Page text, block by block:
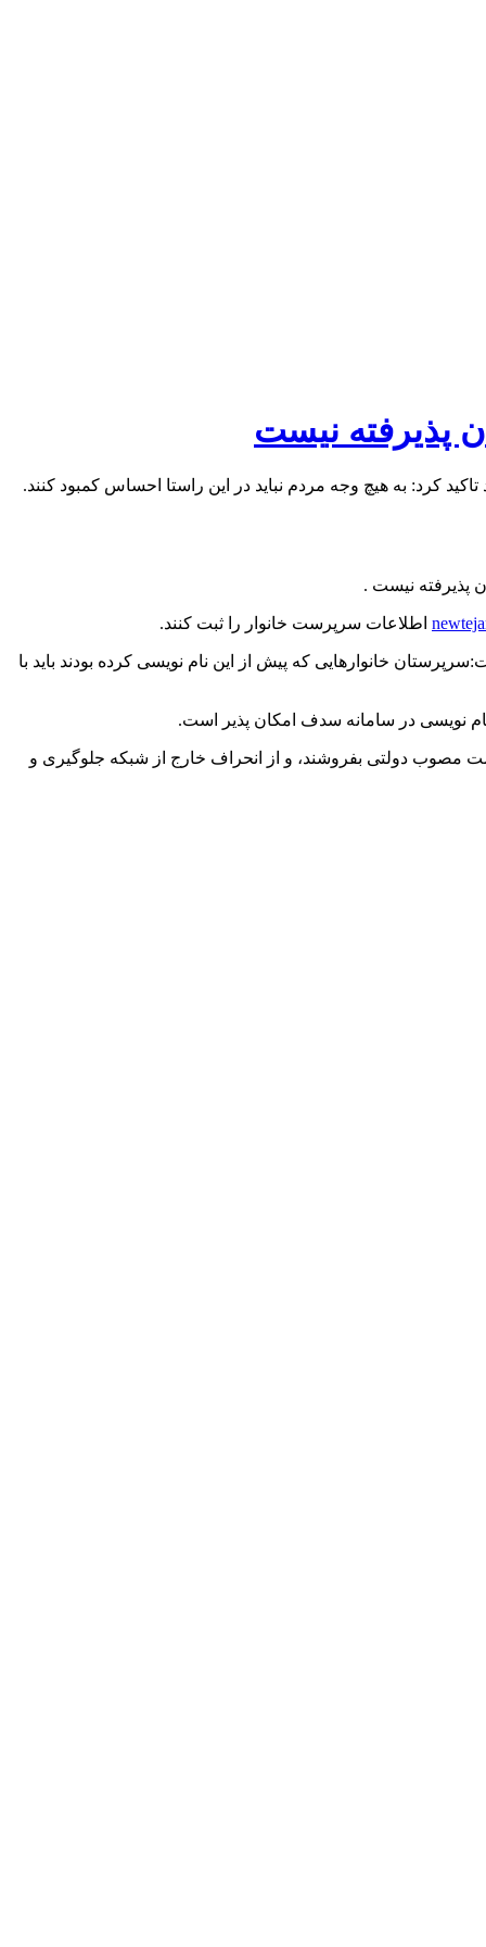
پذیرفته نیست
کرد: به هیچ وجه مردم نباید در این راستا احساس کمبود کنند.
پذیرفته نیست .
اطلاعات سرپرست خانوار را ثبت کنند.
گاز مایع به قیمت ۲۷ هزار و ۹۰۰ تومان برای هر سیلندر است گفت:سرپرستان خانوار‌هایی که پیش از این نام نویسی کرده بودند باید با
مصوب دولتی بفروشند، و از انحراف خارج از شبکه جلوگیری و